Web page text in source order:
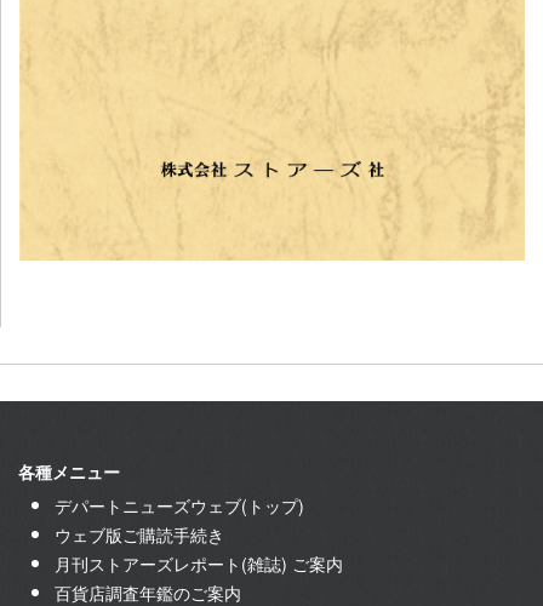
各種メニュー
デパートニューズウェブ(トップ)
ウェブ版ご購読手続き
月刊ストアーズレポート(雑誌) ご案内
百貨店調査年鑑のご案内